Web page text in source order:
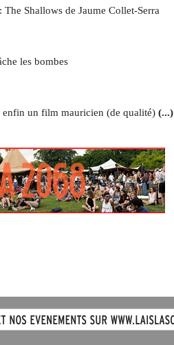
The Shallows de Jaume Collet-Serra
les bombes
un film mauricien (de qualité) (...)